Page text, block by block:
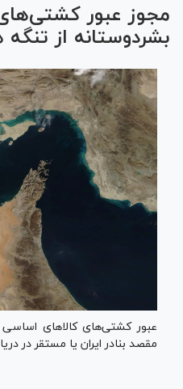
مجوز عبور
بشردوستانه از
عبور کشتی‌های کالاهای اساسی
مقصد بنادر ایران یا مستقر در